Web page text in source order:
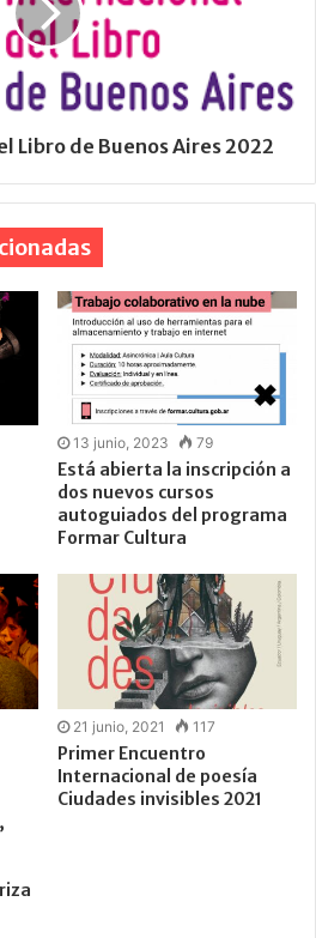
Libro de Buenos Aires 2022
13 junio, 2023 79
Está abierta la inscripción a
dos nuevos cursos
autoguiados del programa
Formar Cultura
21 junio, 2021 117
Primer Encuentro
Internacional de poesía
Ciudades invisibles 2021